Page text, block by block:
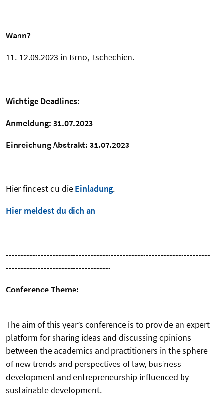
Wann?
11.-12.09.2023 in Brno, Tschechien.
Wichtige Deadlines:
Anmeldung: 31.07.2023
Einreichung Abstrakt: 31.07.2023
Hier findest du die Einladung.
Hier meldest du dich an
----------------------------------------------------------------------
------------------------------------
Conference Theme:
The aim of this year’s conference is to provide an expert
platform for sharing ideas and discussing opinions
between the academics and practitioners in the sphere
of new trends and perspectives of law, business
development and entrepreneurship influenced by
sustainable development.